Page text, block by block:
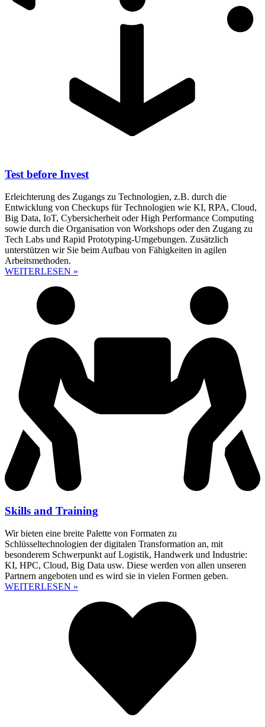
Test before Invest
Erleichterung des Zugangs zu Technologien, z.B. durch die
Entwicklung von Checkups für Technologien wie KI, RPA, Cloud,
Big Data, IoT, Cybersicherheit oder High Performance Computing
sowie durch die Organisation von Workshops oder den Zugang zu
Tech Labs und Rapid Prototyping-Umgebungen. Zusätzlich
unterstützen wir Sie beim Aufbau von Fähigkeiten in agilen
Arbeitsmethoden.
WEITERLESEN »
Skills and Training
Wir bieten eine breite Palette von Formaten zu
Schlüsseltechnologien der digitalen Transformation an, mit
besonderem Schwerpunkt auf Logistik, Handwerk und Industrie:
KI, HPC, Cloud, Big Data usw. Diese werden von allen unseren
Partnern angeboten und es wird sie in vielen Formen geben.
WEITERLESEN »